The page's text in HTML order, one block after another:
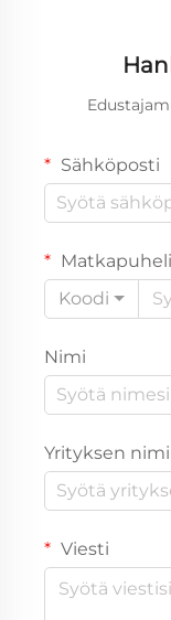
Sähköposti
Koodi
Nimi
Yrityksen nimi
Viesti